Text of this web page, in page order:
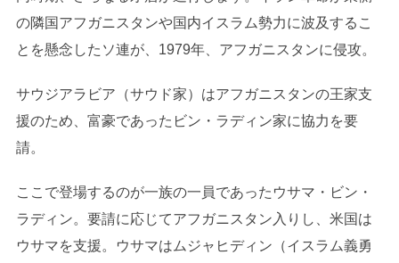
の隣国アフガニスタンや国内イスラム勢力に波及するこ
とを懸念したソ連が、1979年、アフガニスタンに侵攻。
サウジアラビア（サウド家）はアフガニスタンの王家支
援のため、富豪であったビン・ラディン家に協力を要
請。
ここで登場するのが一族の一員であったウサマ・ビン・
ラディン。要請に応じてアフガニスタン入りし、米国は
ウサマを支援。ウサマはムジャヒディン（イスラム義勇